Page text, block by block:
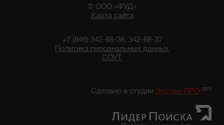
© ООО «ФУД»
Карта сайта
+7 (846) 342-68-36, 342-68-37
Политика персональных данных
СОУТ
Сделано в студии Экстил-ПРО 2015